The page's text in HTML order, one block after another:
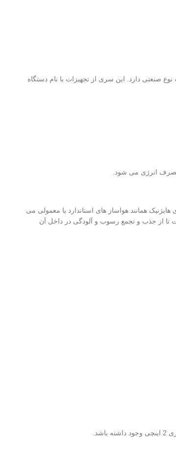
صنعتی دارد. این سری از تجهیزات با نام دستگاه
مصرف انرژی می شود.
همانند هواساز های استاندارد یا معمولی می
تا از جذب و تجمع رسوب و آلودگی در داخل آن